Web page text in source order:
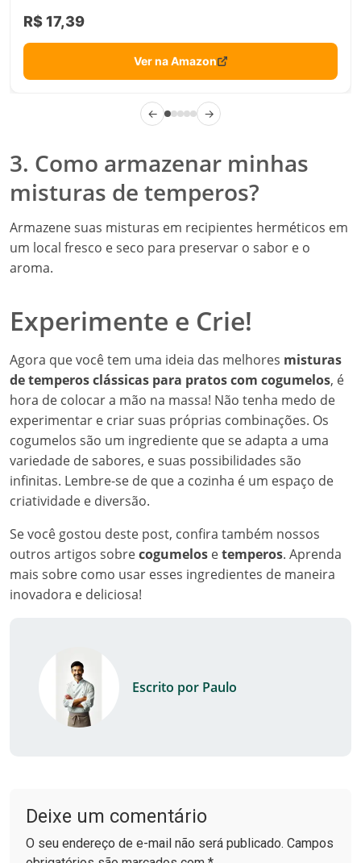
R$ 17,39
Ver na Amazon
← →
3. Como armazenar minhas
misturas de temperos?
Armazene suas misturas em recipientes herméticos em
um local fresco e seco para preservar o sabor e o
aroma.
Experimente e Crie!
Agora que você tem uma ideia das melhores misturas
de temperos clássicas para pratos com cogumelos, é
hora de colocar a mão na massa! Não tenha medo de
experimentar e criar suas próprias combinações. Os
cogumelos são um ingrediente que se adapta a uma
variedade de sabores, e suas possibilidades são
infinitas. Lembre-se de que a cozinha é um espaço de
criatividade e diversão.
Se você gostou deste post, confira também nossos
outros artigos sobrecogumelos etemperos. Aprenda
mais sobre como usar esses ingredientes de maneira
inovadora e deliciosa!
Escrito por Paulo
Deixe um comentário
O seu endereço de e-mail não será publicado. Campos